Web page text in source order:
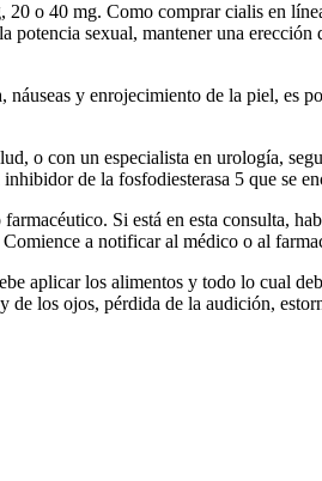
o 40 mg. Como comprar cialis en
sexual, mantener una
y enrojecimiento de la piel, es
o con un especialista en urología,
de la fosfodiesterasa 5 que se
Si está en esta consulta,
a notificar al médico o al
aplicar los alimentos y todo lo cual
los ojos, pérdida de la audición,